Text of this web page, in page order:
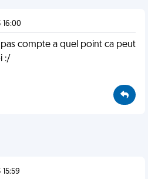
compte a quel point ca peut
:/